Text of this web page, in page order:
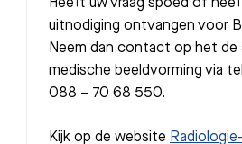
uitnodiging ontvangen voor
Neem dan contact op het de
medische beeldvorming via
088 – 70 68 550.
Kijk op de website Radiologie-